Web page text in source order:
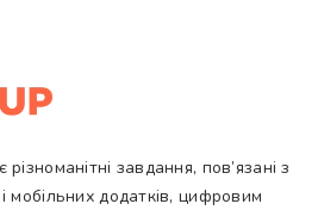
завдання, пов’язані з
мобільних додатків, цифровим